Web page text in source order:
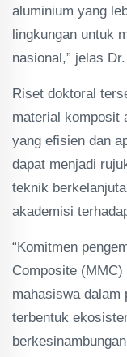
aluminium yang
lingkungan untuk
nasional,” jelas
Riset doktoral
material komposit
yang efisien dan
dapat menjadi
teknik
akademisi
“Komitmen
Composite
mahasiswa dalam
terbentuk